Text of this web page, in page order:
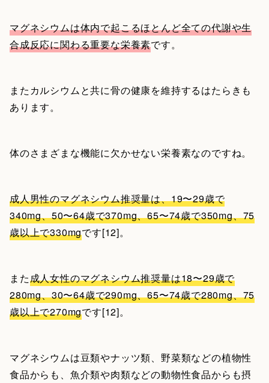
マグネシウムは体内で起こるほとんど全ての代謝や生
合成反応に関わる重要な栄養素です。
またカルシウムと共に骨の健康を維持するはたらきも
あります。
体のさまざまな機能に欠かせない栄養素なのですね。
成人男性のマグネシウム推奨量は、19〜29歳で
340mg、50〜64歳で370mg、65〜74歳で350mg、75
歳以上で330mgです[12]。
また成人女性のマグネシウム推奨量は18〜29歳で
280mg、30〜64歳で290mg、65〜74歳で280mg、75
歳以上で270mgです[12]。
マグネシウムは豆類やナッツ類、野菜類などの植物性
食品からも、魚介類や肉類などの動物性食品からも摂